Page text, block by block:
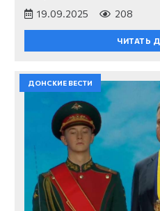
19.09.2025 208
ЧИТАТЬ
ДОНСКИЕ ВЕСТИ